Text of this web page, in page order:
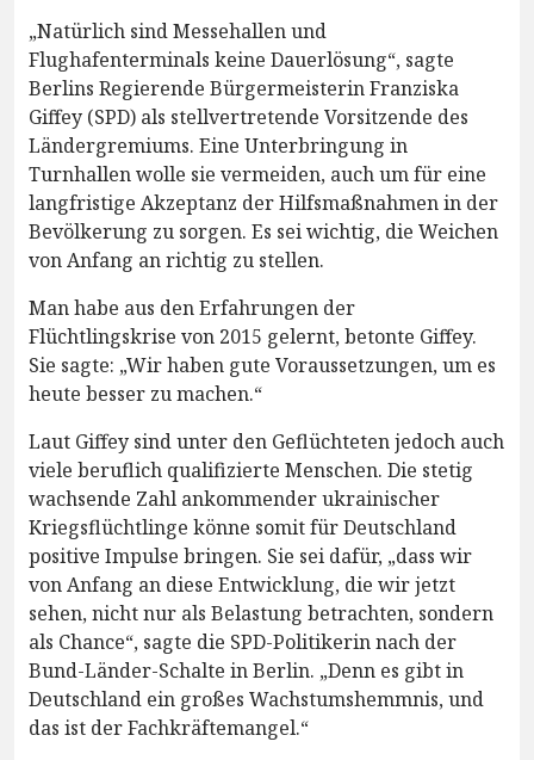
„Natürlich sind Messehallen und
Flughafenterminals keine Dauerlösung“, sagte
Berlins Regierende Bürgermeisterin Franziska
Giffey (SPD) als stellvertretende Vorsitzende des
Ländergremiums. Eine Unterbringung in
Turnhallen wolle sie vermeiden, auch um für eine
langfristige Akzeptanz der Hilfsmaßnahmen in der
Bevölkerung zu sorgen. Es sei wichtig, die Weichen
von Anfang an richtig zu stellen.
Man habe aus den Erfahrungen der
Flüchtlingskrise von 2015 gelernt, betonte Giffey.
Sie sagte: „Wir haben gute Voraussetzungen, um es
heute besser zu machen.“
Laut Giffey sind unter den Geflüchteten jedoch auch
viele beruflich qualifizierte Menschen. Die stetig
wachsende Zahl ankommender ukrainischer
Kriegsflüchtlinge könne somit für Deutschland
positive Impulse bringen. Sie sei dafür, „dass wir
von Anfang an diese Entwicklung, die wir jetzt
sehen, nicht nur als Belastung betrachten, sondern
als Chance“, sagte die SPD-Politikerin nach der
Bund-Länder-Schalte in Berlin. „Denn es gibt in
Deutschland ein großes Wachstumshemmnis, und
das ist der Fachkräftemangel.“